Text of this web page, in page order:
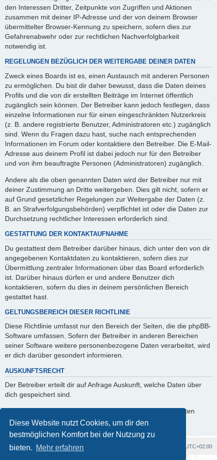
Diese Website nutzt Cookies, um dir den
bestmöglichen Komfort bei der Nutzung zu
bieten. Mehr erfahren
den Interessen Dritter, Zeitpunkte von Zugriffen und Aktionen
zusammen mit deiner IP-Adresse und der von deinem Browser
übermittelter Browser-Kennung zu speichern, sofern dies zur
Gefahrenabwehr oder zur rechtlichen Nachverfolgbarkeit
notwendig ist.
REGELUNGEN BEZÜGLICH DER WEITERGABE DEINER DATEN
Zweck eines Boards ist es, einen Austausch mit anderen Personen
zu ermöglichen. Du bist dir daher bewusst, dass die Daten deines
Profils und die von dir erstellten Beiträge im Internet öffentlich
zugänglich sein können. Der Betreiber kann jedoch festlegen, dass
einzelne Informationen nur für einen eingeschränkten Nutzerkreis
(z. B. andere registrierte Benutzer, Administratoren etc.) zugänglich
sind. Wenn du Fragen dazu hast, suche nach entsprechenden
Informationen im Forum oder kontaktiere den Betreiber. Die E-Mail-
Adresse aus deinem Profil ist dabei jedoch nur für den Betreiber
und von ihm beauftragte Personen (Administratoren) zugänglich.
Andere als die oben genannten Daten wird der Betreiber nur mit
deiner Zustimmung an Dritte weitergeben. Dies gilt nicht, sofern er
auf Grund gesetzlicher Regelungen zur Weitergabe der Daten (z.
B. an Strafverfolgungsbehörden) verpflichtet ist oder die Daten zur
Durchsetzung rechtlicher Interessen erforderlich sind.
GESTATTUNG DER KONTAKTAUFNAHME
Du gestattest dem Betreiber darüber hinaus, dich unter den von dir
angegebenen Kontaktdaten zu kontaktieren, sofern dies zur
Übermittlung zentraler Informationen über das Board erforderlich
ist. Darüber hinaus dürfen er und andere Benutzer dich
kontaktieren, sofern du dies in deinem persönlichen Bereich
gestattet hast.
GELTUNGSBEREICH DIESER RICHTLINIE
Diese Richtlinie umfasst nur den Bereich der Seiten, die die phpBB-
Software umfassen. Sofern der Betreiber in anderen Bereichen
seiner Software weitere personenbezogene Daten verarbeitet, wird
er dich darüber gesondert informieren.
AUSKUNFTSRECHT
Der Betreiber erteilt dir auf Anfrage Auskunft, welche Daten über
dich gespeichert sind.
Du kannst jederzeit die Löschung bzw. Sperrung deiner Daten
verlangen. Kontaktiere hierzu bitte den Betreiber.
Foren-Übersicht UTC+02:00